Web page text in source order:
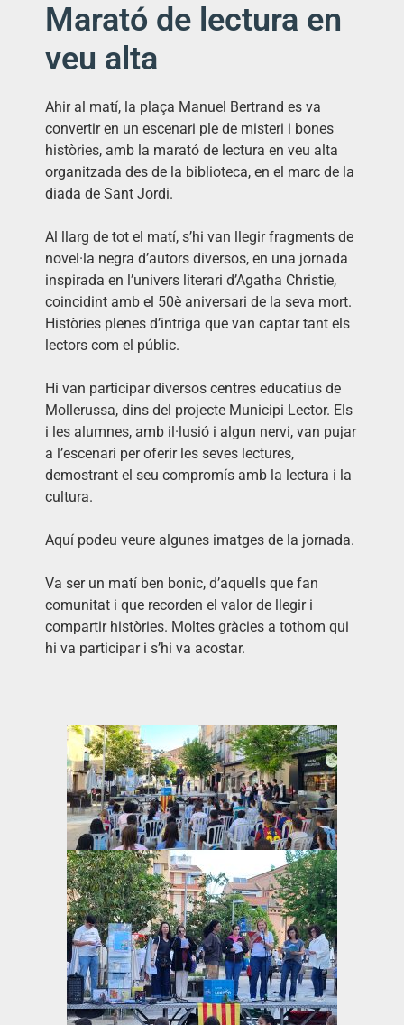
Marató de lectura en
veu alta
Ahir al matí, la plaça Manuel Bertrand es va
convertir en un escenari ple de misteri i bones
històries, amb la marató de lectura en veu alta
organitzada des de la biblioteca, en el marc de la
diada de Sant Jordi.
Al llarg de tot el matí, s’hi van llegir fragments de
novel·la negra d’autors diversos, en una jornada
inspirada en l’univers literari d’Agatha Christie,
coincidint amb el 50è aniversari de la seva mort.
Històries plenes d’intriga que van captar tant els
lectors com el públic.
Hi van participar diversos centres educatius de
Mollerussa, dins del projecte Municipi Lector. Els
i les alumnes, amb il·lusió i algun nervi, van pujar
a l’escenari per oferir les seves lectures,
demostrant el seu compromís amb la lectura i la
cultura.
Aquí podeu veure algunes imatges de la jornada.
Va ser un matí ben bonic, d’aquells que fan
comunitat i que recorden el valor de llegir i
compartir històries. Moltes gràcies a tothom qui
hi va participar i s’hi va acostar.